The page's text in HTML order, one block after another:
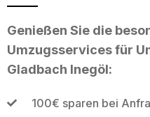
Genießen Sie die
Umzugsservices für
Gladbach Inegöl:
100€ sparen bei